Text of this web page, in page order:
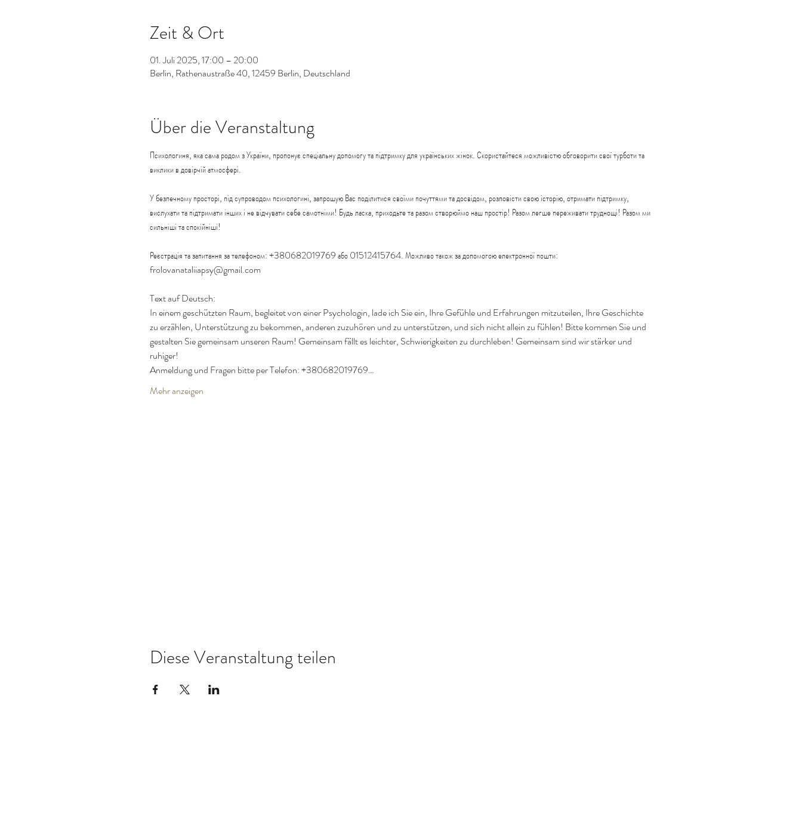
Zeit & Ort
01. Juli 2025, 17:00 – 20:00
Berlin, Rathenaustraße 40, 12459 Berlin, Deutschland
Über die Veranstaltung
Психологиня, яка сама родом з України, пропонує спеціальну допомогу та підтримку для українських жінок. Скористайтеся можливістю обговорити свої турботи та
виклики в довірчій атмосфері.
У безпечному просторі, під супроводом психологині, запрошую Вас поділитися своїми почуттями та досвідом, розповісти свою історію, отримати підтримку,
вислухати та підтримати інших і не відчувати себе самотніми! Будь ласка, приходьте та разом створюймо наш простір! Разом легше переживати труднощі! Разом ми
сильніші та спокійніші!
Реєстрація та запитання за телефоном: +380682019769 або 01512415764. Можливо також за допомогою електронної пошти:
frolovanataliiapsy@gmail.com
Text auf Deutsch:
In einem geschützten Raum, begleitet von einer Psychologin, lade ich Sie ein, Ihre Gefühle und Erfahrungen mitzuteilen, Ihre Geschichte
zu erzählen, Unterstützung zu bekommen, anderen zuzuhören und zu unterstützen, und sich nicht allein zu fühlen! Bitte kommen Sie und
gestalten Sie gemeinsam unseren Raum! Gemeinsam fällt es leichter, Schwierigkeiten zu durchleben! Gemeinsam sind wir stärker und
ruhiger!
Anmeldung und Fragen bitte per Telefon: +380682019769…
Mehr anzeigen
Diese Veranstaltung teilen